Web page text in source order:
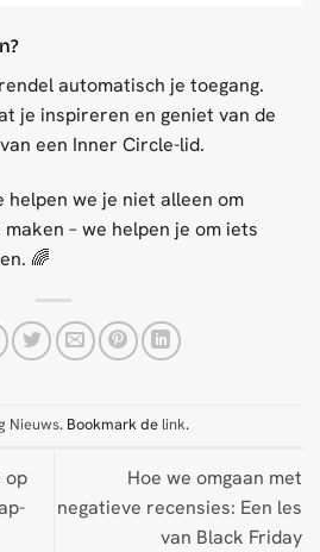
automatisch je toegang.
je inspireren en geniet van de
een Inner Circle-lid.
helpen we je niet alleen om
– we helpen je om iets
🌈
Nieuws. Bookmark de link.
op
Hoe we omgaan met
negatieve recensies: Een les
van Black Friday